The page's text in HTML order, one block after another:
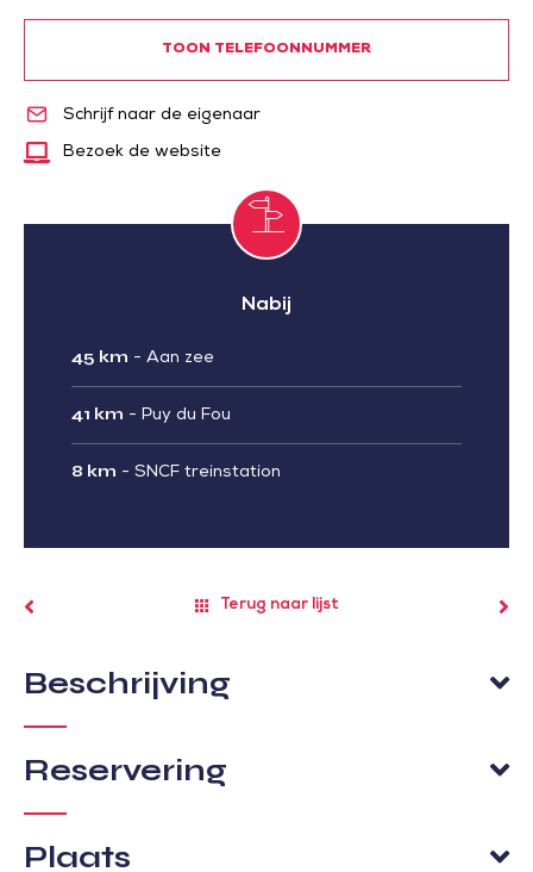
TOON TELEFOONNUMMER
Schrijf naar de eigenaar
Bezoek de website
Nabij
45 km - Aan zee
41 km - Puy du Fou
8 km - SNCF treinstation
Terug naar lijst
Beschrijving
Reservering
Plaats